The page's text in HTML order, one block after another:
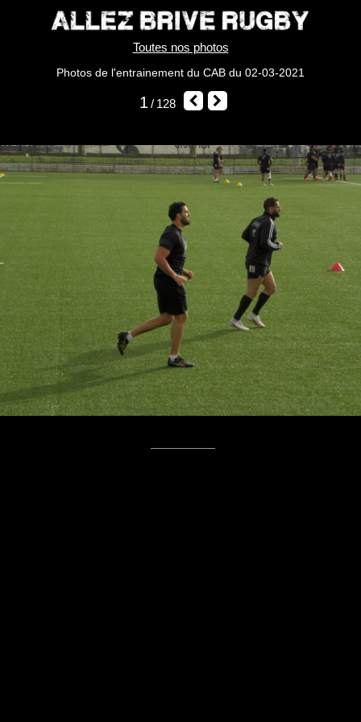
Toutes nos photos
Photos de l'entrainement du CAB du 02-03-2021
1 128